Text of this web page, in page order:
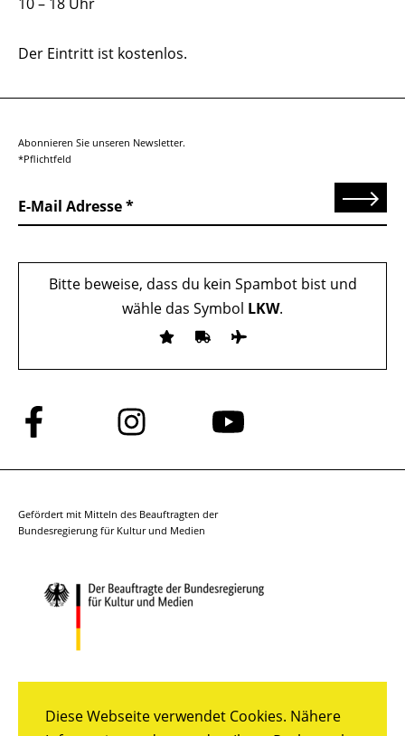
Diese Webseite verwendet Cookies. Nähere
Der Eintritt ist kostenlos.
Abonnieren Sie unseren Newsletter.
*Pflichtfeld
E-Mail Adresse Senden
Bitte beweise, dass du kein Spambot bist und
wähle das Symbol LKW.
Folge
uns
auf
Folge
uns
auf
Folge
auf
Gefördert mit Mitteln des Beauftragten der
Bundesregierung für Kultur und Medien